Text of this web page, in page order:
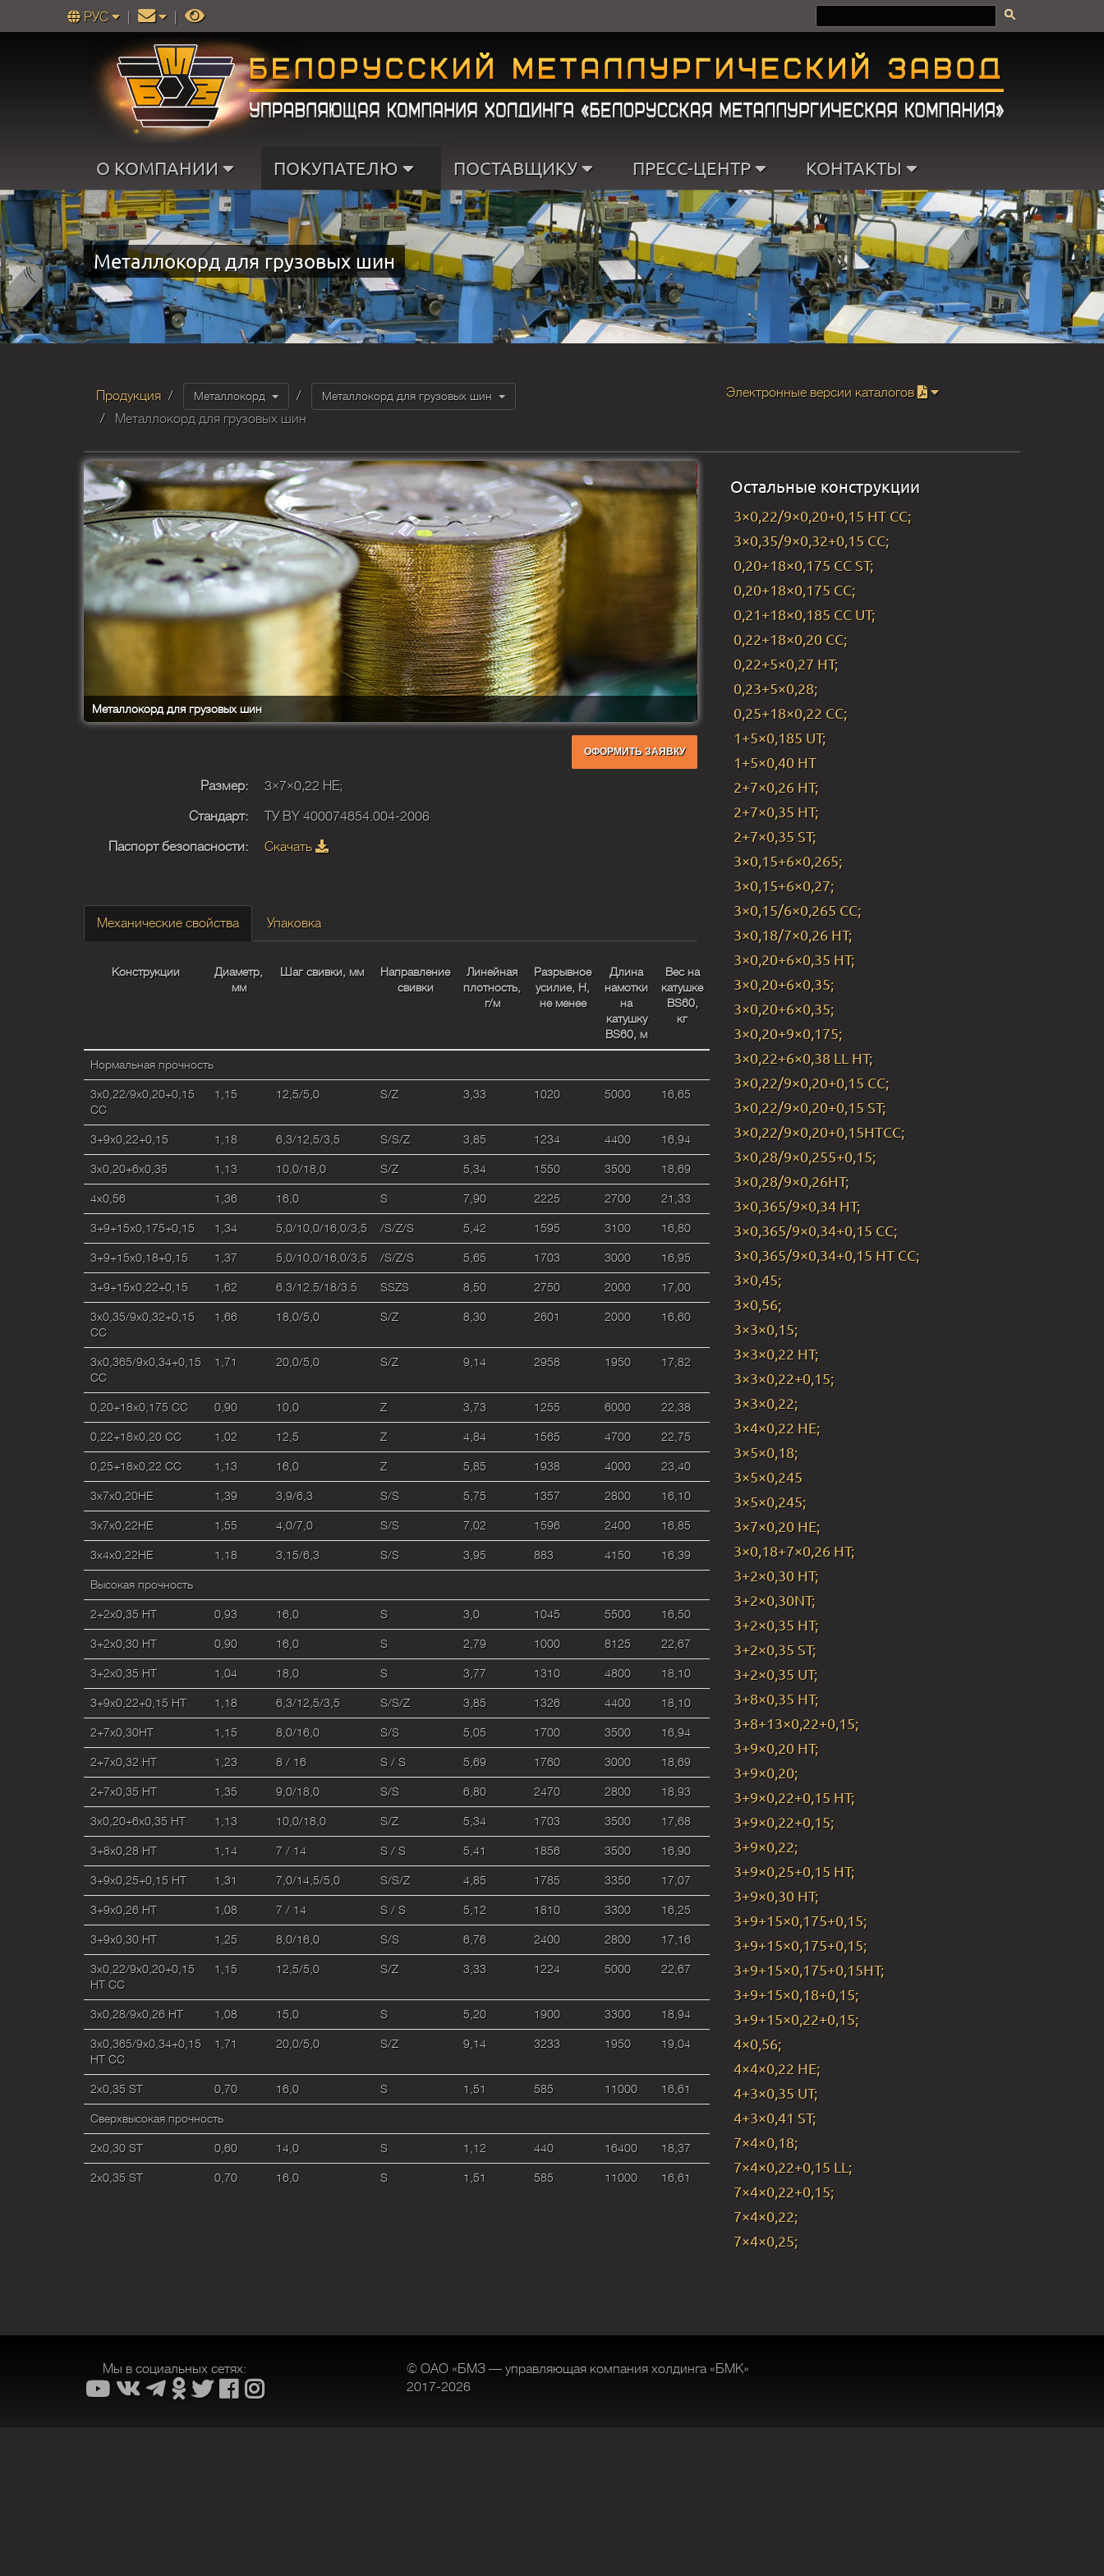
РУС
О КОМПАНИИ ПОКУПАТЕЛЮ ПОСТАВЩИКУ ПРЕСС-ЦЕНТР КОНТАКТЫ
Металлокорд для грузовых шин
Продукция Металлокорд Металлокорд для грузовых шин
Металлокорд для грузовых шин
Электронные версии каталогов
Металлокорд для грузовых шин
ОФОРМИТЬ ЗАЯВКУ
Размер: 3×7×0,22 HE;
Стандарт: ТУ BY 400074854.004-2006
Паспорт безопасности: Скачать
Механические свойства Упаковка
Конструкции
Диаметр,
мм
Шаг свивки, мм
Направление
свивки
Линейная
плотность,
г/м
Разрывное
усилие, H,
не менее
Длина
намотки
на
катушку
BS60, м
Вес на
катушке
BS60,
кг
Нормальная прочность
3x0,22/9x0,20+0,15
CC
1,15 12,5/5,0 S/Z 3,33 1020 5000 16,65
3+9х0,22+0,15 1,18 6,3/12,5/3,5 S/S/Z 3,85 1234 4400 16,94
3x0,20+6x0,35 1,13 10,0/18,0 S/Z 5,34 1550 3500 18,69
4х0,56 1,36 16,0 S 7,90 2225 2700 21,33
3+9+15х0,175+0,15 1,34 5,0/10,0/16,0/3,5 /S/Z/S 5,42 1595 3100 16,80
3+9+15х0,18+0,15 1,37 5,0/10,0/16,0/3,5 /S/Z/S 5,65 1703 3000 16,95
3+9+15x0,22+0,15 1,62 6.3/12.5/18/3.5 SSZS 8,50 2750 2000 17,00
3x0,35/9x0,32+0,15
CC
1,66 18,0/5,0 S/Z 8,30 2601 2000 16,60
3x0,365/9x0,34+0,15
CC
1,71 20,0/5,0 S/Z 9,14 2958 1950 17,82
0,20+18x0,175 CC 0,90 10,0 Z 3,73 1255 6000 22,38
0,22+18x0,20 CC 1,02 12,5 Z 4,84 1565 4700 22,75
0,25+18x0,22 CC 1,13 16,0 Z 5,85 1938 4000 23,40
3х7х0,20HE 1,39 3,9/6,3 S/S 5,75 1357 2800 16,10
3х7х0,22HE 1,55 4,0/7,0 S/S 7,02 1596 2400 16,85
3х4х0,22HE 1,18 3,15/6,3 S/S 3,95 883 4150 16,39
Высокая прочность
2+2х0,35 HT 0,93 16,0 S 3,0 1045 5500 16,50
3+2х0,30 HT 0,90 16,0 S 2,79 1000 8125 22,67
3+2х0,35 HT 1,04 18,0 S 3,77 1310 4800 18,10
3+9х0,22+0,15 HT 1,18 6,3/12,5/3,5 S/S/Z 3,85 1326 4400 18,10
2+7х0,30HT 1,15 8,0/16,0 S/S 5,05 1700 3500 16,94
2+7х0,32 HT 1,23 8 / 16 S / S 5,69 1760 3000 18,69
2+7х0,35 HT 1,35 9,0/18,0 S/S 6,80 2470 2800 18,93
3x0,20+6x0,35 HT 1,13 10,0/18,0 S/Z 5,34 1703 3500 17,68
3+8х0,28 HT 1,14 7 / 14 S / S 5,41 1856 3500 16,90
3+9х0,25+0,15 HT 1,31 7,0/14,5/5,0 S/S/Z 4,85 1785 3350 17,07
3+9х0,26 HT 1,08 7 / 14 S / S 5,12 1810 3300 16,25
3+9х0,30 HT 1,25 8,0/16,0 S/S 6,76 2400 2800 17,16
3x0,22/9x0,20+0,15
HT CC
1,15 12,5/5,0 S/Z 3,33 1224 5000 22,67
3х0,28/9х0,26 HT 1,08 15,0 S 5,20 1900 3300 18,94
3x0,365/9x0,34+0,15
НТ CC
1,71 20,0/5,0 S/Z 9,14 3233 1950 19,04
2х0,35 ST 0,70 16,0 S 1,51 585 11000 16,61
Сверхвысокая прочность
2х0,30 ST 0,60 14,0 S 1,12 440 16400 18,37
2х0,35 ST 0,70 16,0 S 1,51 585 11000 16,61
Остальные конструкции
3×0,22/9×0,20+0,15 HT CC;
3×0,35/9×0,32+0,15 CC;
0,20+18×0,175 CC ST;
0,20+18×0,175 CC;
0,21+18×0,185 CC UT;
0,22+18×0,20 CC;
0,22+5×0,27 HT;
0,23+5×0,28;
0,25+18×0,22 CC;
1+5×0,185 UT;
1+5×0,40 HT
2+7×0,26 HT;
2+7×0,35 HT;
2+7×0,35 ST;
3×0,15+6×0,265;
3×0,15+6×0,27;
3×0,15/6×0,265 CC;
3×0,18/7×0,26 HT;
3×0,20+6×0,35 HT;
3×0,20+6×0,35;
3×0,20+6×0,35;
3×0,20+9×0,175;
3×0,22+6×0,38 LL HT;
3×0,22/9×0,20+0,15 CC;
3×0,22/9×0,20+0,15 ST;
3×0,22/9×0,20+0,15HTCC;
3×0,28/9×0,255+0,15;
3×0,28/9×0,26HT;
3×0,365/9×0,34 HT;
3×0,365/9×0,34+0,15 CC;
3×0,365/9×0,34+0,15 HT CC;
3×0,45;
3×0,56;
3×3×0,15;
3×3×0,22 HT;
3×3×0,22+0,15;
3×3×0,22;
3×4×0,22 HE;
3×5×0,18;
3×5×0,245
3×5×0,245;
3×7×0,20 HE;
3×0,18+7×0,26 HT;
3+2×0,30 HT;
3+2×0,30NT;
3+2×0,35 HT;
3+2×0,35 ST;
3+2×0,35 UT;
3+8×0,35 HT;
3+8+13×0,22+0,15;
3+9×0,20 HT;
3+9×0,20;
3+9×0,22+0,15 HT;
3+9×0,22+0,15;
3+9×0,22;
3+9×0,25+0,15 HT;
3+9×0,30 HT;
3+9+15×0,175+0,15;
3+9+15×0,175+0,15;
3+9+15×0,175+0,15HT;
3+9+15×0,18+0,15;
3+9+15×0,22+0,15;
4×0,56;
4×4×0,22 HE;
4+3×0,35 UT;
4+3×0,41 ST;
7×4×0,18;
7×4×0,22+0,15 LL;
7×4×0,22+0,15;
7×4×0,22;
7×4×0,25;
Мы в социальных сетях:
© ОАО «БМЗ — управляющая компания холдинга «БМК»
2017-2026